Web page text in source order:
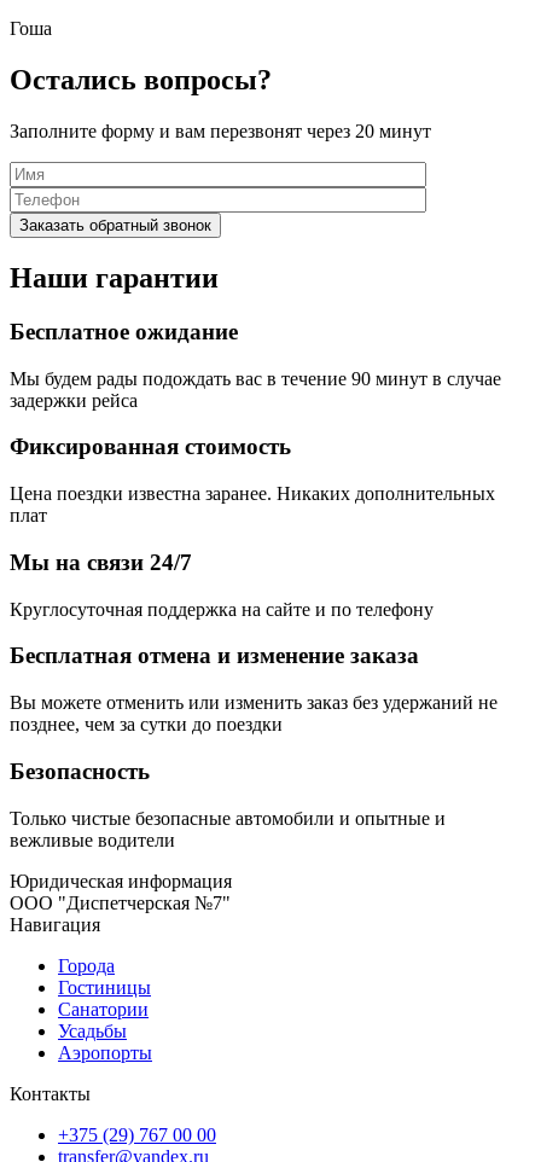
Гоша
Остались вопросы?
Заполните форму и вам перезвонят через 20 минут
Наши гарантии
Бесплатное ожидание
Мы будем рады подождать вас в течение 90 минут в случае
задержки рейса
Фиксированная стоимость
Цена поездки известна заранее. Никаких дополнительных
плат
Мы на связи 24/7
Круглосуточная поддержка на сайте и по телефону
Бесплатная отмена и изменение заказа
Вы можете отменить или изменить заказ без удержаний не
позднее, чем за сутки до поездки
Безопасность
Только чистые безопасные автомобили и опытные и
вежливые водители
Юридическая информация
ООО "Диспетчерская №7"
Навигация
Города
Гостиницы
Санатории
Усадьбы
Аэропорты
Контакты
+375 (29) 767 00 00
transfer@yandex.ru